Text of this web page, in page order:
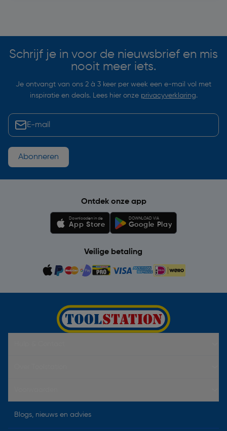
Schrijf je in voor de nieuwsbrief en mis
nooit meer iets.
Je ontvangt van ons 2 à 3 keer per week een e-mail vol met
inspiratie en deals. Lees hier onze privacyverklaring.
Abonneren
Ontdek onze app
Downloaden in de
App Store
DOWNLOAD VIA
Google Play
Veilige betaling
Blogs, nieuws en advies